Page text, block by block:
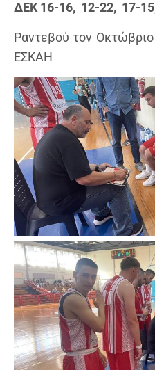
ΔΕΚ 16-16, 12-22, 17-
Ραντεβού τον
ΕΣΚΑΗ